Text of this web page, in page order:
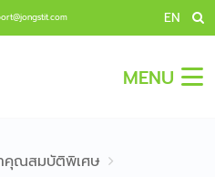
EN
MENU
คุณสมบัติพิเศษ